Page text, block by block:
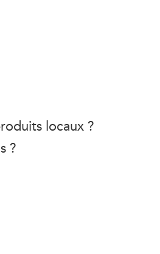
locaux ?
?